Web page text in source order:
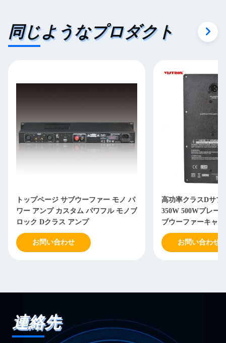
同じようなプロダクト
トップページ サブウーファー モノ パ
ワー アンプ カスタム パワフル モノブ
ロック Dクラス アンプ
お問い合わせ
高功率クラスDサブ
350W 500Wプレー
ブウーファーキャ
お問い合わせ
連絡先